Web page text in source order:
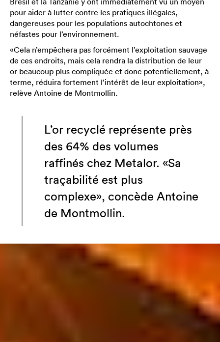
pour aider à lutter contre les pratiques illégales,
dangereuses pour les populations autochtones et
néfastes pour l’environnement.
«Cela n’empêchera pas forcément l’exploitation sauvage
de ces endroits, mais cela rendra la distribution de leur
or beaucoup plus compliquée et donc potentiellement, à
terme, réduira fortement l’intérêt de leur exploitation»,
relève Antoine de Montmollin.
L’or recyclé représente près
des 64% des volumes
raffinés chez Metalor. «Sa
traçabilité est plus
complexe», concède Antoine
de Montmollin.